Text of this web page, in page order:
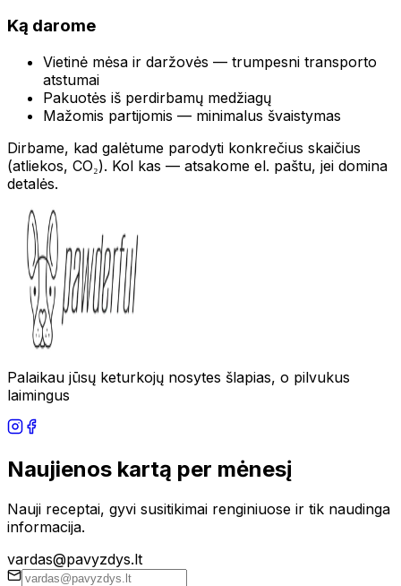
Ką darome
Vietinė mėsa ir daržovės — trumpesni transporto
atstumai
Pakuotės iš perdirbamų medžiagų
Mažomis partijomis — minimalus švaistymas
Dirbame, kad galėtume parodyti konkrečius skaičius
(atliekos, CO₂). Kol kas — atsakome el. paštu, jei domina
detalės.
Palaikau jūsų keturkojų nosytes šlapias, o pilvukus
laimingus
Naujienos kartą per mėnesį
Nauji receptai, gyvi susitikimai renginiuose ir tik naudinga
informacija.
vardas@pavyzdys.lt